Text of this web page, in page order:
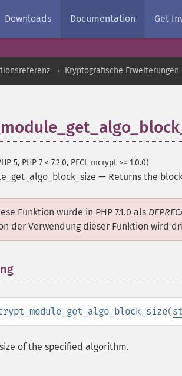
Downloads Documentation Get
Kryptografische Erweiterungen
5, PHP 7 < 7.2.0, PECL mcrypt >= 1.0.0)
— Returns the
Funktion wurde in PHP 7.1.0 als
der Verwendung dieser Funktion wird
(
of the specified algorithm.